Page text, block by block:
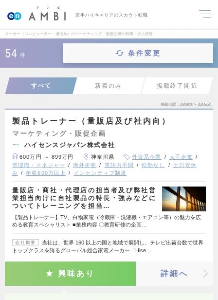
若手ハイキャリアのスカウト転職
メーカー（コンピューター・通信系）のマーケティング・販促企画の転職・求人情報
54 件 条件変更
すべて 新着のみ 掲載終了間近
掲載期間 26/08/07～26/08/20
製品トレーナー（量販店及び社内向）
マーケティング・販促企画
ハイセンスジャパン株式会社
600万円 ～ 899万円 神奈川県 外資系企業
大手企業
管理職・マネジャー
海外折衝 英語力不問 転勤なし
土日祝休
み
年収600万以上 インセンティブ制度
量販店・商社・代理店の担当者及び弊社営
業担当向けに自社製品の特長・強みなどに
ついてトレーニングを担当…
【製品トレーナー】TV、白物家電（冷蔵庫・洗濯機・エアコン等）の魅力を広
める教育スペシャリスト ■業務内容 〇教育研修の企画…
会社概要
当社は、世界 160 以上の国と地域で展開し、テレビ出荷台数で世界
トップクラスを誇るグローバル総合家電メーカー「Hise…
興味あり 詳細へ